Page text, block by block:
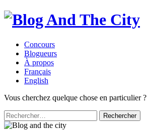
Concours
Blogueurs
À propos
Français
English
Vous cherchez quelque chose en particulier ?
Rechercher :